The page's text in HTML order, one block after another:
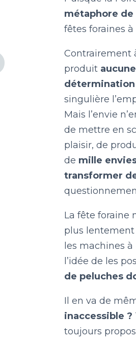
métaphore
fêtes foraines
Contrairement
produit
détermination
singulière
Mais l’envie
de mettre en
plaisir, de
de mille
transformer
La fête foraine
plus lentement
les machines
l’idée de les
de peluches
Il en va de
inaccessible ?
toujours